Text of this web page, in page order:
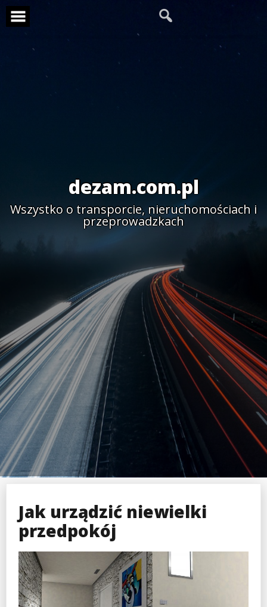
Skip
content
dezam.com.pl
Wszystko o transporcie, nieruchomościach i
przeprowadzkach
Jak urządzić niewielki
przedpokój